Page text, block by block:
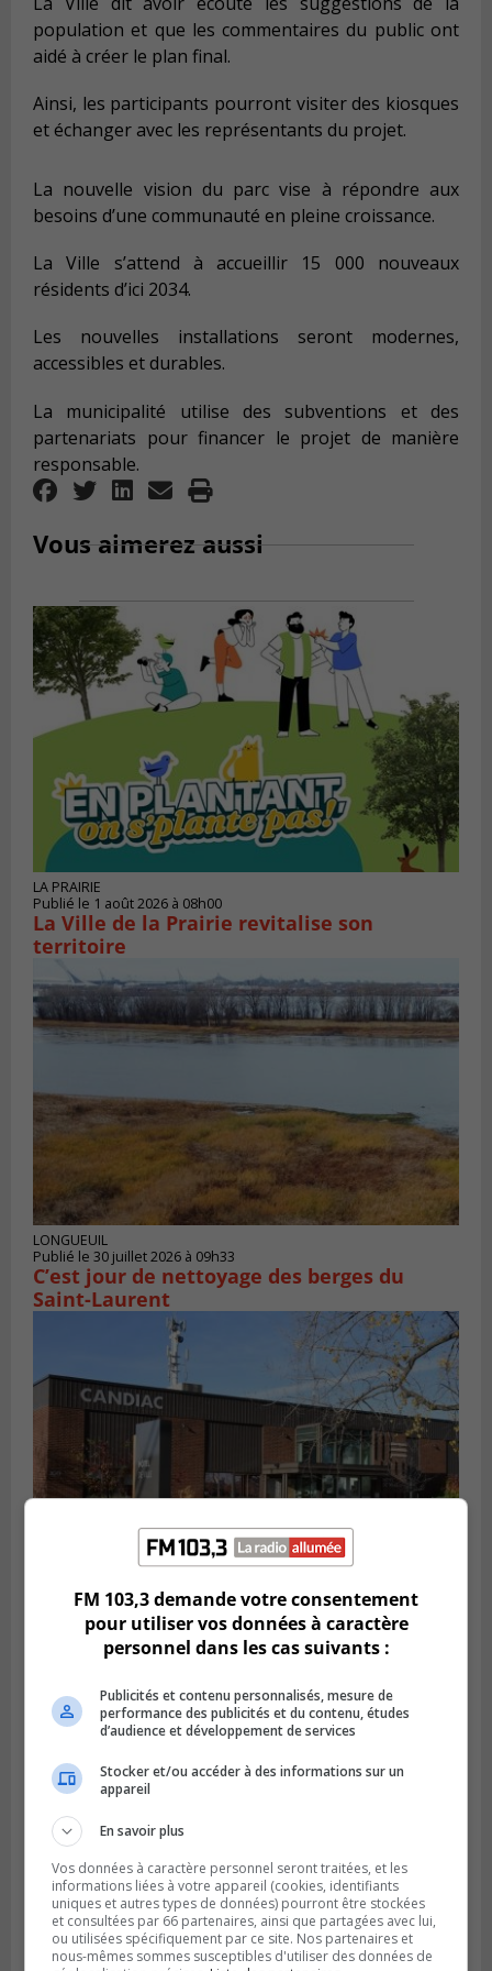
population et que les commentaires du public ont
aidé à créer le plan final.
Ainsi, les participants pourront visiter des kiosques
et échanger avec les représentants du projet.
La nouvelle vision du parc vise à répondre aux
besoins d’une communauté en pleine croissance.
La Ville s’attend à accueillir 15 000 nouveaux
résidents d’ici 2034.
Les nouvelles installations seront modernes,
accessibles et durables.
La municipalité utilise des subventions et des
partenariats pour financer le projet de manière
responsable.
Vous aimerez aussi
LA PRAIRIE
Publié le 1 août 2026 à 08h00
La Ville de la Prairie revitalise son
territoire
LONGUEUIL
Publié le 30 juillet 2026 à 09h33
C’est jour de nettoyage des berges du
Saint-Laurent
CANDIAC
Publié le 27 juillet 2026 à 14h40
Candiac propulse sa transition verte
SAINT-BRUNO-DE-MONTARVILLE
Publié le 26 juillet 2026 à 08h01
Saint‑Bruno veut accélérer l’abandon des
FM 103,3 demande votre consentement
pour utiliser vos données à caractère
personnel dans les cas suivants :
Publicités et contenu personnalisés, mesure de
performance des publicités et du contenu, études
d’audience et développement de services
Stocker et/ou accéder à des informations sur un
appareil
En savoir plus
Vos données à caractère personnel seront traitées, et les
informations liées à votre appareil (cookies, identifiants
uniques et autres types de données) pourront être stockées
et consultées par 66 partenaires, ainsi que partagées avec lui,
ou utilisées spécifiquement par ce site. Nos partenaires et
nous-mêmes sommes susceptibles d'utiliser des données de